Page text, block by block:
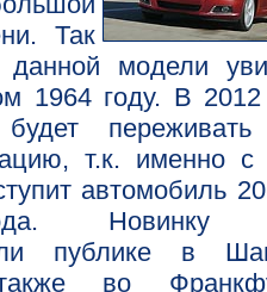
Так
данной модели
1964 году. В 2012
т.к. именно с
автомобиль
Новинку
публике в
во